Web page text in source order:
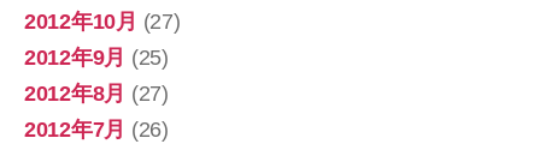
2012年10月 (27)
2012年9月 (25)
2012年8月 (27)
2012年7月 (26)